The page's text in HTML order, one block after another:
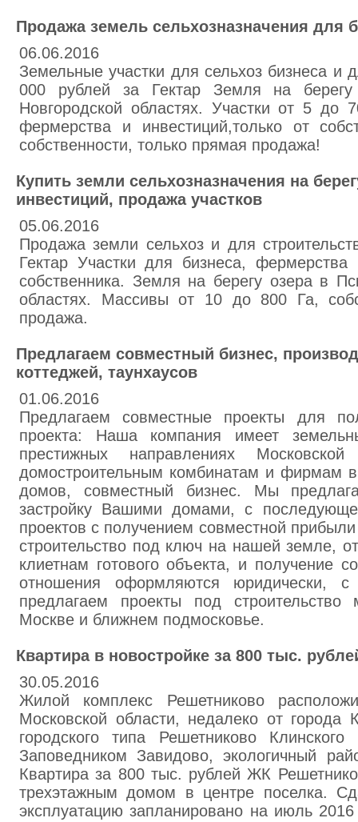
Продажа земель сельхозназначения для
06.06.2016
Земельные участки для сельхоз бизнеса и
000 рублей за Гектар Земля на
Новгородской областях. Участки от 5 до
фермерства и инвестиций,только от
собственности, только прямая продажа!
Купить земли сельхозназначения на
инвестиций, продажа участков
05.06.2016
Продажа земли сельхоз и для
Гектар Участки для бизнеса, фермерства
собственника. Земля на берегу озера в
областях. Массивы от 10 до 800 Га,
продажа.
Предлагаем совместный бизнес,
коттеджей, таунхаусов
01.06.2016
Предлагаем совместные проекты для
проекта: Наша компания имеет
престижных направлениях
домостроительным комбинатам и фирмам
домов, совместный бизнес. Мы
застройку Вашими домами, с
проектов с получением совместной
строительство под ключ на нашей земле,
клиетнам готового объекта, и получение
отношения оформляются юридически, с
предлагаем проекты под
Москве и ближнем подмосковье.
Квартира в новостройке за 800 тыс.
30.05.2016
Жилой комплекс Решетниково
Московской области, недалеко от города
городского типа Решетниково
Заповедником Завидово, экологичный
Квартира за 800 тыс. рублей ЖК
трехэтажным домом в центре поселка.
эксплуатацию запланировано на июль